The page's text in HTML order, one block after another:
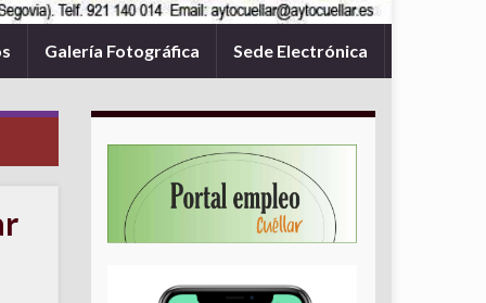
Galería Fotográfica Sede Electrónica